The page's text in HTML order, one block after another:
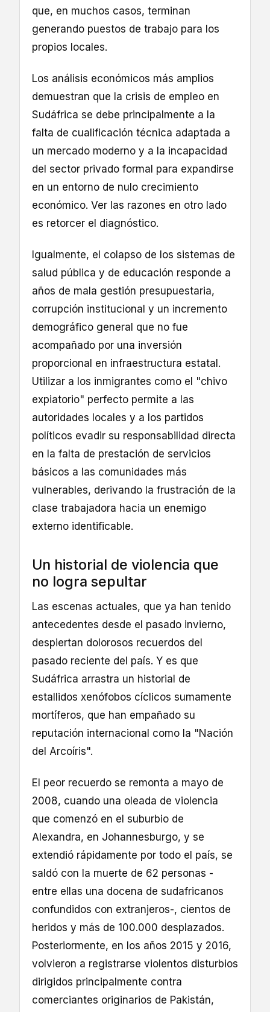
que, en muchos casos, terminan
generando puestos de trabajo para los
propios locales.
Los análisis económicos más amplios
demuestran que la crisis de empleo en
Sudáfrica se debe principalmente a la
falta de cualificación técnica adaptada a
un mercado moderno y a la incapacidad
del sector privado formal para expandirse
en un entorno de nulo crecimiento
económico. Ver las razones en otro lado
es retorcer el diagnóstico.
Igualmente, el colapso de los sistemas de
salud pública y de educación responde a
años de mala gestión presupuestaria,
corrupción institucional y un incremento
demográfico general que no fue
acompañado por una inversión
proporcional en infraestructura estatal.
Utilizar a los inmigrantes como el "chivo
expiatorio" perfecto permite a las
autoridades locales y a los partidos
políticos evadir su responsabilidad directa
en la falta de prestación de servicios
básicos a las comunidades más
vulnerables, derivando la frustración de la
clase trabajadora hacia un enemigo
externo identificable.
Un historial de violencia que
no logra sepultar
Las escenas actuales, que ya han tenido
antecedentes desde el pasado invierno,
despiertan dolorosos recuerdos del
pasado reciente del país. Y es que
Sudáfrica arrastra un historial de
estallidos xenófobos cíclicos sumamente
mortíferos, que han empañado su
reputación internacional como la "Nación
del Arcoíris".
El peor recuerdo se remonta a mayo de
2008, cuando una oleada de violencia
que comenzó en el suburbio de
Alexandra, en Johannesburgo, y se
extendió rápidamente por todo el país, se
saldó con la muerte de 62 personas -
entre ellas una docena de sudafricanos
confundidos con extranjeros-, cientos de
heridos y más de 100.000 desplazados.
Posteriormente, en los años 2015 y 2016,
volvieron a registrarse violentos disturbios
dirigidos principalmente contra
comerciantes originarios de Pakistán,